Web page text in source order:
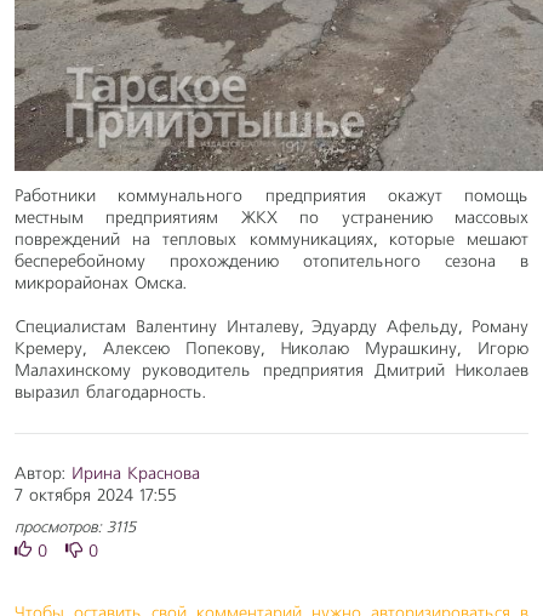
Работники коммунального предприятия окажут помощь
местным предприятиям ЖКХ по устранению массовых
повреждений на тепловых коммуникациях, которые мешают
бесперебойному прохождению отопительного сезона в
микрорайонах Омска.
Специалистам Валентину Инталеву, Эдуарду Афельду, Роману
Кремеру, Алексею Попекову, Николаю Мурашкину, Игорю
Малахинскому руководитель предприятия Дмитрий Николаев
выразил благодарность.
Автор: Ирина Краснова
7 октября 2024 17:55
просмотров: 3115
0 0